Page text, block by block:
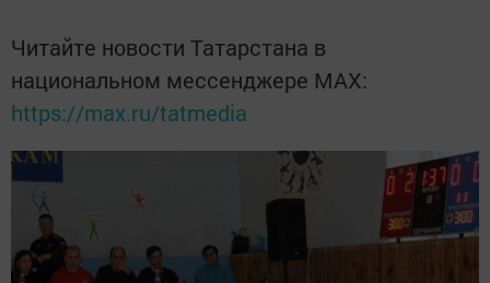
Читайте новости Татарстана в
национальном мессенджере MАХ:
https://max.ru/tatmedia